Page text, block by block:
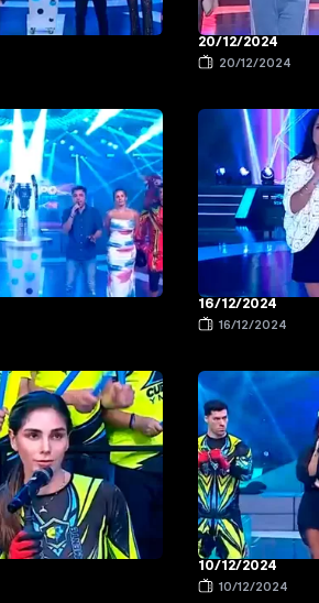
20/12/2024
20/12/2024
16/12/2024
16/12/2024
10/12/2024
10/12/2024